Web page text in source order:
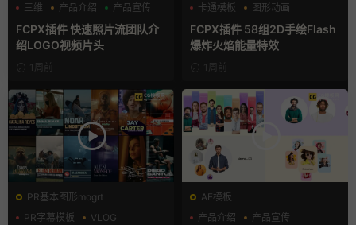
三维
产品介绍 产品宣传
FCPX插件 快速照片流团队介
绍LOGO视频片头
1周前
卡通模板
图形动画
手绘风
FCPX插件 58组2D手绘Flash
爆炸火焰能量特效
1周前
PR基本图形mogrt
PR字幕模板
VLOG
AE模板
产品介绍
产品宣传